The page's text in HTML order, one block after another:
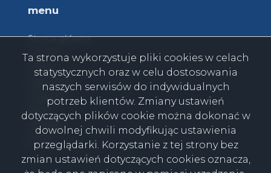
menu
Strona główna
O firmie
Oferty
Zgłoszenia
Ulubione
Blog
Kontakt
Rodo
Ta strona wykorzystuje pliki cookies w celach
statystycznych oraz w celu dostosowania
naszych serwisów do indywidualnych
potrzeb klientów. Zmiany ustawień
dotyczących plików cookie można dokonać w
dowolnej chwili modyfikując ustawienia
przeglądarki. Korzystanie z tej strony bez
zmian ustawień dotyczących cookies oznacza,